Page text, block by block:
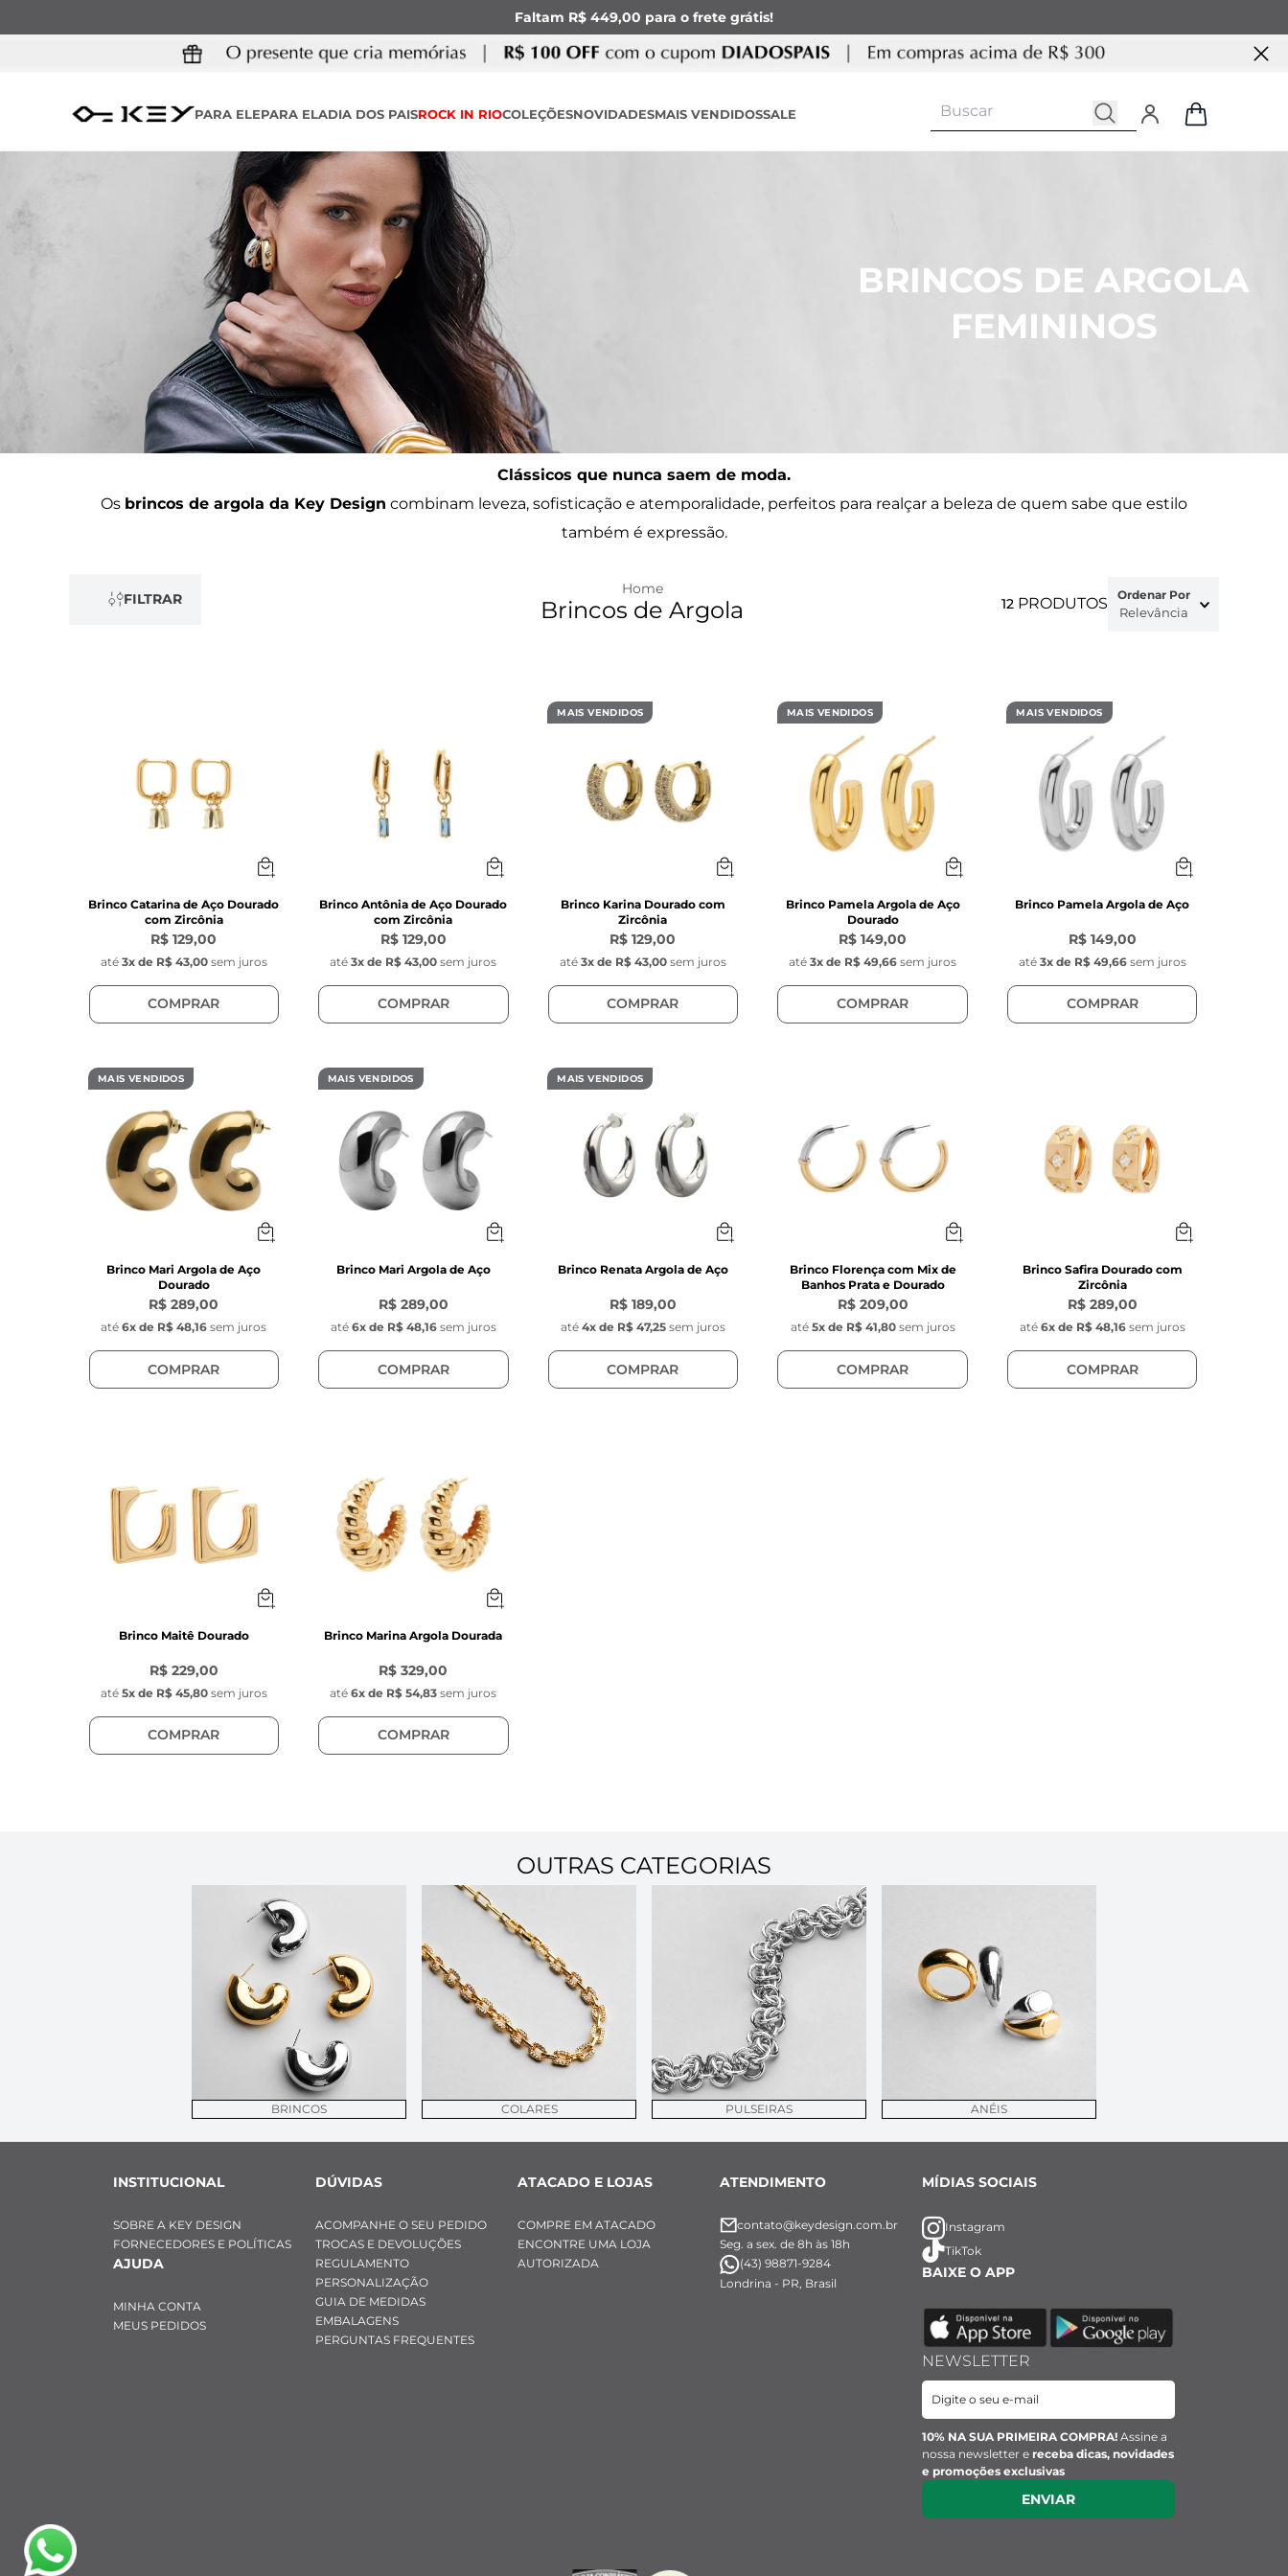
Faltam R$ 449,00 para o frete grátis!
PARA ELEPARA ELADIA DOS PAISROCK IN RIOCOLEÇÕESNOVIDADESMAIS VENDIDOSSALE
BRINCOS DE ARGOLA
FEMININOS
Clássicos que nunca saem de moda.
Os brincos de argola da Key Design combinam leveza, sofisticação e atemporalidade, perfeitos para realçar a beleza de quem sabe que estilo
também é expressão.
FILTRAR Brincos de Argola 12 PRODUTOS Ordenar Por
Relevância
Brinco Catarina de Aço Dourado
com Zircônia
R$ 129,00
até 3x de R$ 43,00 sem juros
COMPRAR
Brinco Antônia de Aço Dourado
com Zircônia
R$ 129,00
até 3x de R$ 43,00 sem juros
COMPRAR
MAIS VENDIDOS
Brinco Karina Dourado com
Zircônia
R$ 129,00
até 3x de R$ 43,00 sem juros
COMPRAR
MAIS VENDIDOS
Brinco Pamela Argola de Aço
Dourado
R$ 149,00
até 3x de R$ 49,66 sem juros
COMPRAR
MAIS VENDIDOS
Brinco Pamela Argola de Aço
R$ 149,00
até 3x de R$ 49,66 sem juros
COMPRAR
MAIS VENDIDOS
Brinco Mari Argola de Aço
Dourado
R$ 289,00
até 6x de R$ 48,16 sem juros
COMPRAR
MAIS VENDIDOS
Brinco Mari Argola de Aço
R$ 289,00
até 6x de R$ 48,16 sem juros
COMPRAR
MAIS VENDIDOS
Brinco Renata Argola de Aço
R$ 189,00
até 4x de R$ 47,25 sem juros
COMPRAR
Brinco Florença com Mix de
Banhos Prata e Dourado
R$ 209,00
até 5x de R$ 41,80 sem juros
COMPRAR
Brinco Safira Dourado com
Zircônia
R$ 289,00
até 6x de R$ 48,16 sem juros
COMPRAR
Brinco Maitê Dourado
R$ 229,00
até 5x de R$ 45,80 sem juros
COMPRAR
Brinco Marina Argola Dourada
R$ 329,00
até 6x de R$ 54,83 sem juros
COMPRAR
OUTRAS CATEGORIAS
BRINCOS COLARES PULSEIRAS ANÉIS
INSTITUCIONAL
SOBRE A KEY DESIGN
FORNECEDORES E POLÍTICAS
AJUDA
MINHA CONTA
MEUS PEDIDOS
DÚVIDAS
ACOMPANHE O SEU PEDIDO
TROCAS E DEVOLUÇÕES
REGULAMENTO
PERSONALIZAÇÃO
GUIA DE MEDIDAS
EMBALAGENS
PERGUNTAS FREQUENTES
ATACADO E LOJAS
COMPRE EM ATACADO
ENCONTRE UMA LOJA
AUTORIZADA
ATENDIMENTO
contato@keydesign.com.br
Seg. a sex. de 8h às 18h
(43) 98871-9284
Londrina - PR, Brasil
MÍDIAS SOCIAIS
Instagram
TikTok
BAIXE O APP
NEWSLETTER
10% NA SUA PRIMEIRA COMPRA! Assine a
nossa newsletter e receba dicas, novidades
e promoções exclusivas
ENVIAR